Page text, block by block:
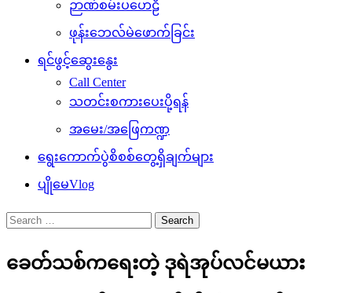
ဉာဏ်စမ်းပဟေဠိ
ဖုန်းဘေလ်မဲဖောက်ခြင်း
ရင်ဖွင့်ဆွေးနွေး
Call Center
သတင်းစကားပေးပို့ရန်
အမေး/အဖြေကဏ္ဍ
ရွေးကောက်ပွဲစိစစ်တွေ့ရှိချက်များ
ပျိုမေVlog
Search
for:
ခေတ်သစ်ကရေးတဲ့ ဒုရဲအုပ်လင်မယား